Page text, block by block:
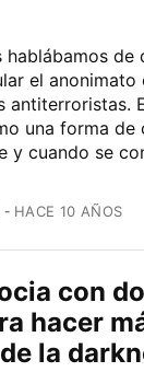
hablábamos de
el
antiterroristas.
una forma de
y cuando se
HACE 10 AÑOS
con
hacer
la